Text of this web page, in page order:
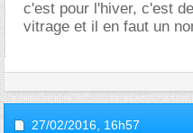
c'est pour l'hiver, c'est
vitrage et il en faut un
27/02/2016, 16h57